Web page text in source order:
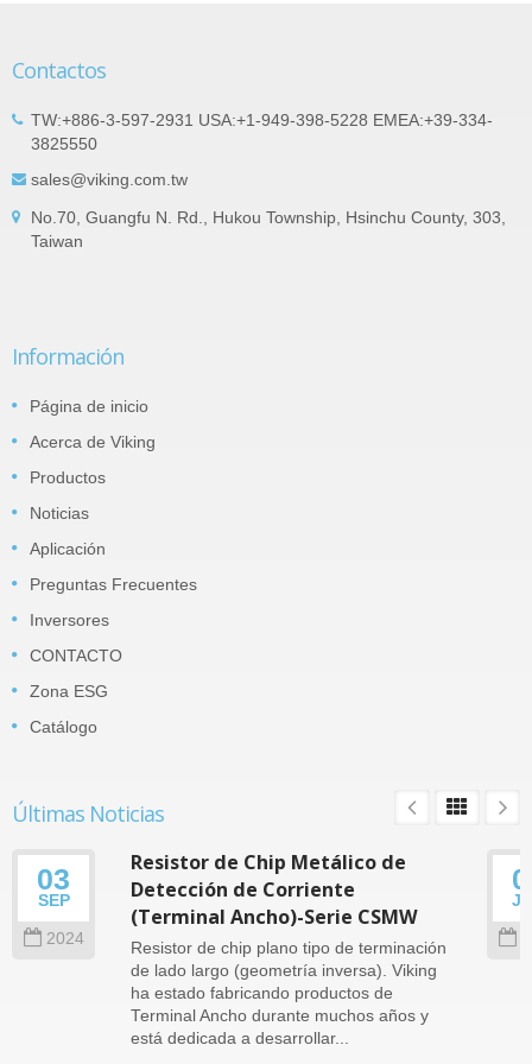
Contactos
TW:+886-3-597-2931 USA:+1-949-398-5228 EMEA:+39-334-
3825550
sales@viking.com.tw
No.70, Guangfu N. Rd., Hukou Township, Hsinchu County, 303,
Taiwan
Información
Página de inicio
Acerca de Viking
Productos
Noticias
Aplicación
Preguntas Frecuentes
Inversores
CONTACTO
Zona ESG
Catálogo
Últimas Noticias
03
SEP
2024
Resistor de Chip Metálico de
Detección de Corriente
(Terminal Ancho)-Serie CSMW
Resistor de chip plano tipo de terminación
de lado largo (geometría inversa). Viking
ha estado fabricando productos de
Terminal Ancho durante muchos años y
está dedicada a desarrollar...